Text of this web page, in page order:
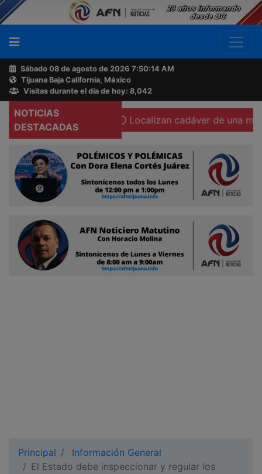
Sábado 08 de agosto de 2026 7:50:15 AM
Tijuana Baja California, México
Visitas durante el día de hoy: 8,042
NOTICIAS
DESTACADAS
cámara corporal Localizan cadáver de una mujer
Principal
Información General
El Estado debe inspeccionar y regular los
Buscador
Acerca
de
AFN
Ventas
Contacto
Reportero
Ciudadano